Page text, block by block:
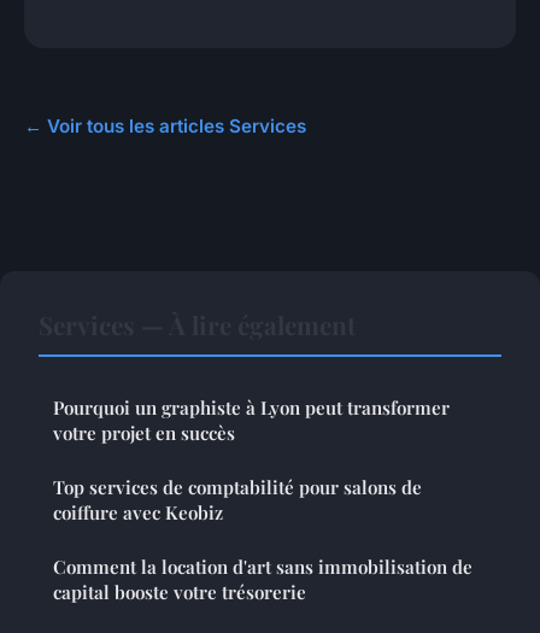
← Voir tous les articles Services
Pourquoi un graphiste à Lyon peut transformer
votre projet en succès
Top services de comptabilité pour salons de
coiffure avec Keobiz
Comment la location d'art sans immobilisation de
capital booste votre trésorerie